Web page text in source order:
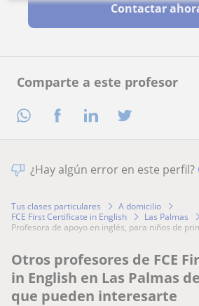
Comparte a este profesor
Contactar
¿Hay algún error en este perfil?
Tus clases particulares
A domicilio
FCE First Certificate in English
Las Palmas
profesora de apoyo en inglés, para niños de
Otros profesores de FCE
in English en Las Palmas
que pueden interesarte